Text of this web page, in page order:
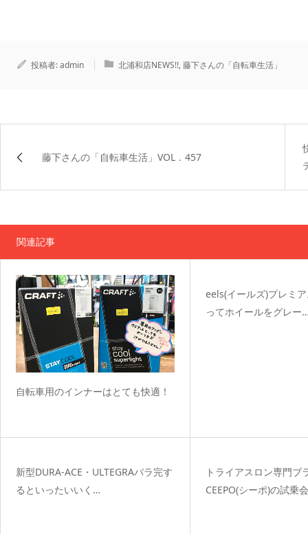
投稿者:admin 北浦和店NEWS!!,藤下さんの「自転車生活」
藤下さんの「自転車生活」VOL．457
関連記事
自転車用のインナーはとても快適！
eels(イールズ)プレミ
ってホイールをグレー
新型DURA-ACE・ULTEGRAバラ完す
るといったいいく…
トライアスロン専門ブ
CEEPO(シーポ)の試乗